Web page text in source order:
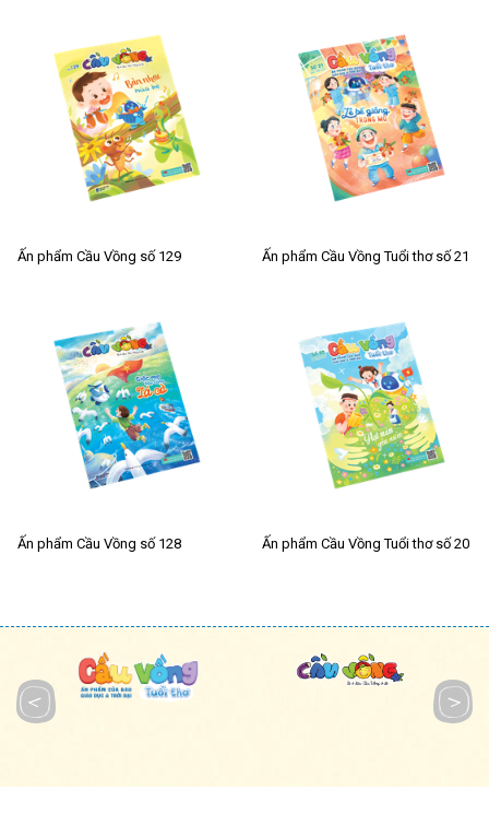
Ấn phẩm Cầu Vồng số 129 Ấn phẩm Cầu Vồng Tuổi thơ số 21
Ấn phẩm Cầu Vồng số 128 Ấn phẩm Cầu Vồng Tuổi thơ số 20